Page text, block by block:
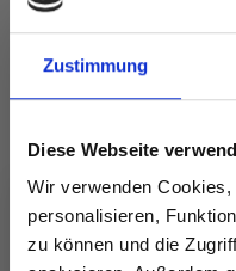
Zustimmung
Diese Webseite
Wir verwenden
personalisieren,
zu können und die
LINDEHOBBY
COTTON 8/4
EUR 2.60
Alle Optionen